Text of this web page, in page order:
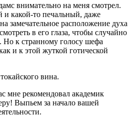
внимательно на меня смотрел.
и какой-то печальный, даже
замечательное расположение духа
в его глаза, чтобы случайно
Но к странному голосу шефа
и к этой жуткой готической
вина.
рекомендовал академик
Выпьем за начало вашей